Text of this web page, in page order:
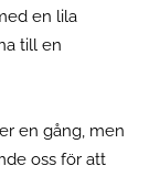
en lila
till en
en gång, men
oss för att